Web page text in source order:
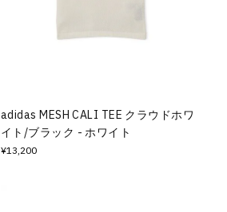
adidas MESH CALI TEE クラウドホワ
イト/ブラック - ホワイト
¥13,200